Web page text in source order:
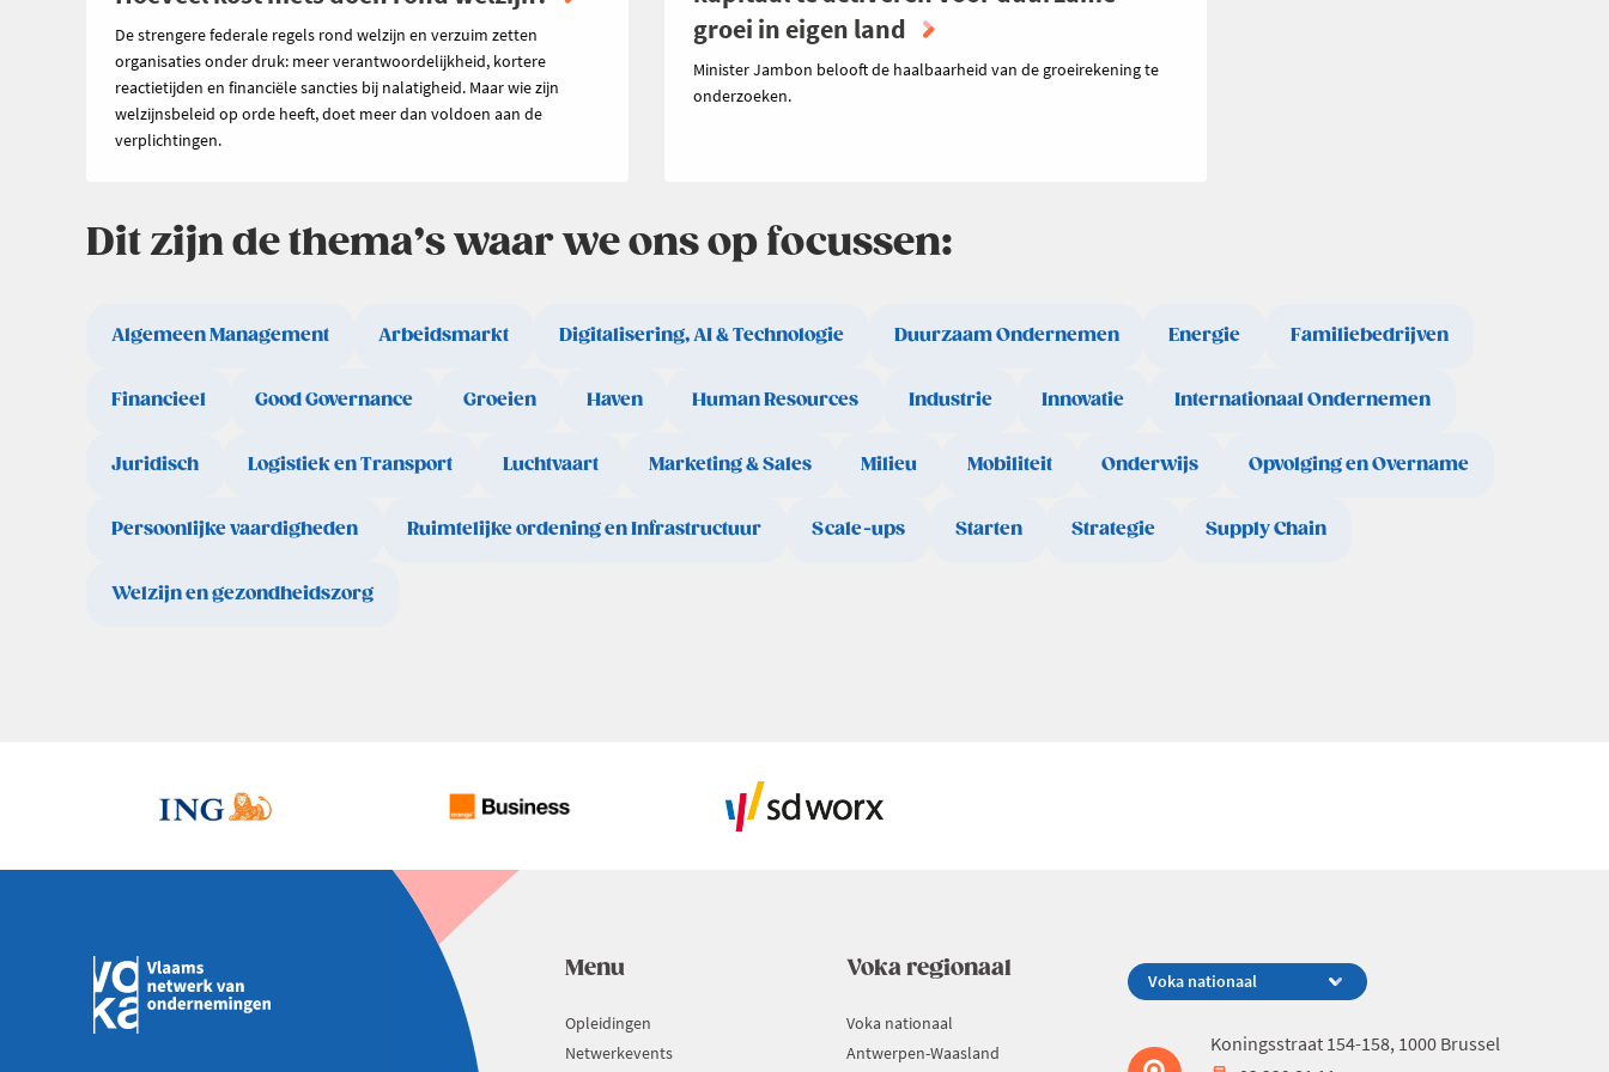
De strengere federale regels rond welzijn en verzuim zetten
organisaties onder druk: meer verantwoordelijkheid, kortere
reactietijden en financiële sancties bij nalatigheid. Maar wie zijn
welzijnsbeleid op orde heeft, doet meer dan voldoen aan de
verplichtingen.
groei in eigen land
Minister Jambon belooft de haalbaarheid van de groeirekening te
onderzoeken.
Dit zijn de thema’s waar we ons op focussen:
Algemeen Management Arbeidsmarkt Digitalisering, AI & Technologie Duurzaam Ondernemen Energie Familiebedrijven
Financieel Good Governance Groeien Haven Human Resources Industrie Innovatie Internationaal Ondernemen
Juridisch Logistiek en Transport Luchtvaart Marketing & Sales Milieu Mobiliteit Onderwijs Opvolging en Overname
Persoonlijke vaardigheden Ruimtelijke ordening en Infrastructuur Scale-ups Starten Strategie Supply Chain
Welzijn en gezondheidszorg
Menu
Opleidingen
Netwerkevents
Voka regionaal
Voka nationaal
Antwerpen-Waasland
Koningsstraat 154-158, 1000 Brussel